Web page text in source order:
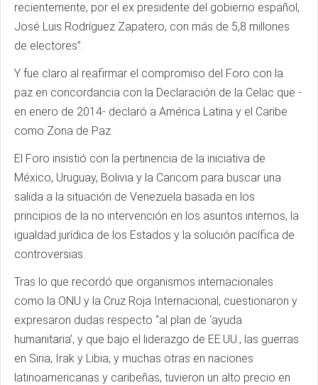
recientemente, por el ex presidente del gobierno español,
José Luis Rodríguez Zapatero, con más de 5,8 millones
de electores”.
Y fue claro al reafirmar el compromiso del Foro con la
paz en concordancia con la Declaración de la Celac que -
en enero de 2014- declaró a América Latina y el Caribe
como Zona de Paz.
El Foro insistió con la pertinencia de la iniciativa de
México, Uruguay, Bolivia y la Caricom para buscar una
salida a la situación de Venezuela basada en los
principios de la no intervención en los asuntos internos, la
igualdad jurídica de los Estados y la solución pacífica de
controversias.
Tras lo que recordó que organismos internacionales
como la ONU y la Cruz Roja Internacional, cuestionaron y
expresaron dudas respecto “al plan de ‘ayuda
humanitaria’, y que bajo el liderazgo de EE.UU., las guerras
en Siria, Irak y Libia, y muchas otras en naciones
latinoamericanas y caribeñas, tuvieron un alto precio en